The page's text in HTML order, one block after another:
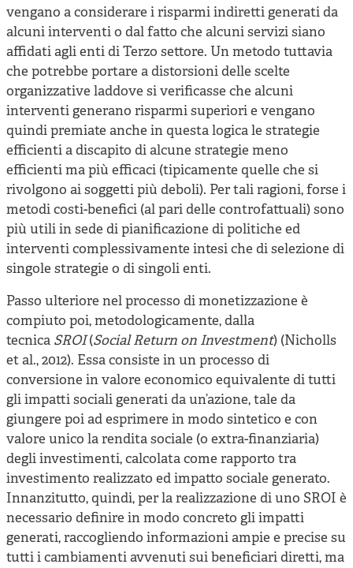
vengano a considerare i risparmi indiretti generati da
alcuni interventi o dal fatto che alcuni servizi siano
affidati agli enti di Terzo settore. Un metodo tuttavia
che potrebbe portare a distorsioni delle scelte
organizzative laddove si verificasse che alcuni
interventi generano risparmi superiori e vengano
quindi premiate anche in questa logica le strategie
efficienti a discapito di alcune strategie meno
efficienti ma più efficaci (tipicamente quelle che si
rivolgono ai soggetti più deboli). Per tali ragioni, forse i
metodi costi-benefici (al pari delle controfattuali) sono
più utili in sede di pianificazione di politiche ed
interventi complessivamente intesi che di selezione di
singole strategie o di singoli enti.
Passo ulteriore nel processo di monetizzazione è
compiuto poi, metodologicamente, dalla
tecnica SROI(Social Return on Investment) (Nicholls
et al., 2012). Essa consiste in un processo di
conversione in valore economico equivalente di tutti
gli impatti sociali generati da un’azione, tale da
giungere poi ad esprimere in modo sintetico e con
valore unico la rendita sociale (o extra-finanziaria)
degli investimenti, calcolata come rapporto tra
investimento realizzato ed impatto sociale generato.
Innanzitutto, quindi, per la realizzazione di uno SROI è
necessario definire in modo concreto gli impatti
generati, raccogliendo informazioni ampie e precise su
tutti i cambiamenti avvenuti sui beneficiari diretti, ma